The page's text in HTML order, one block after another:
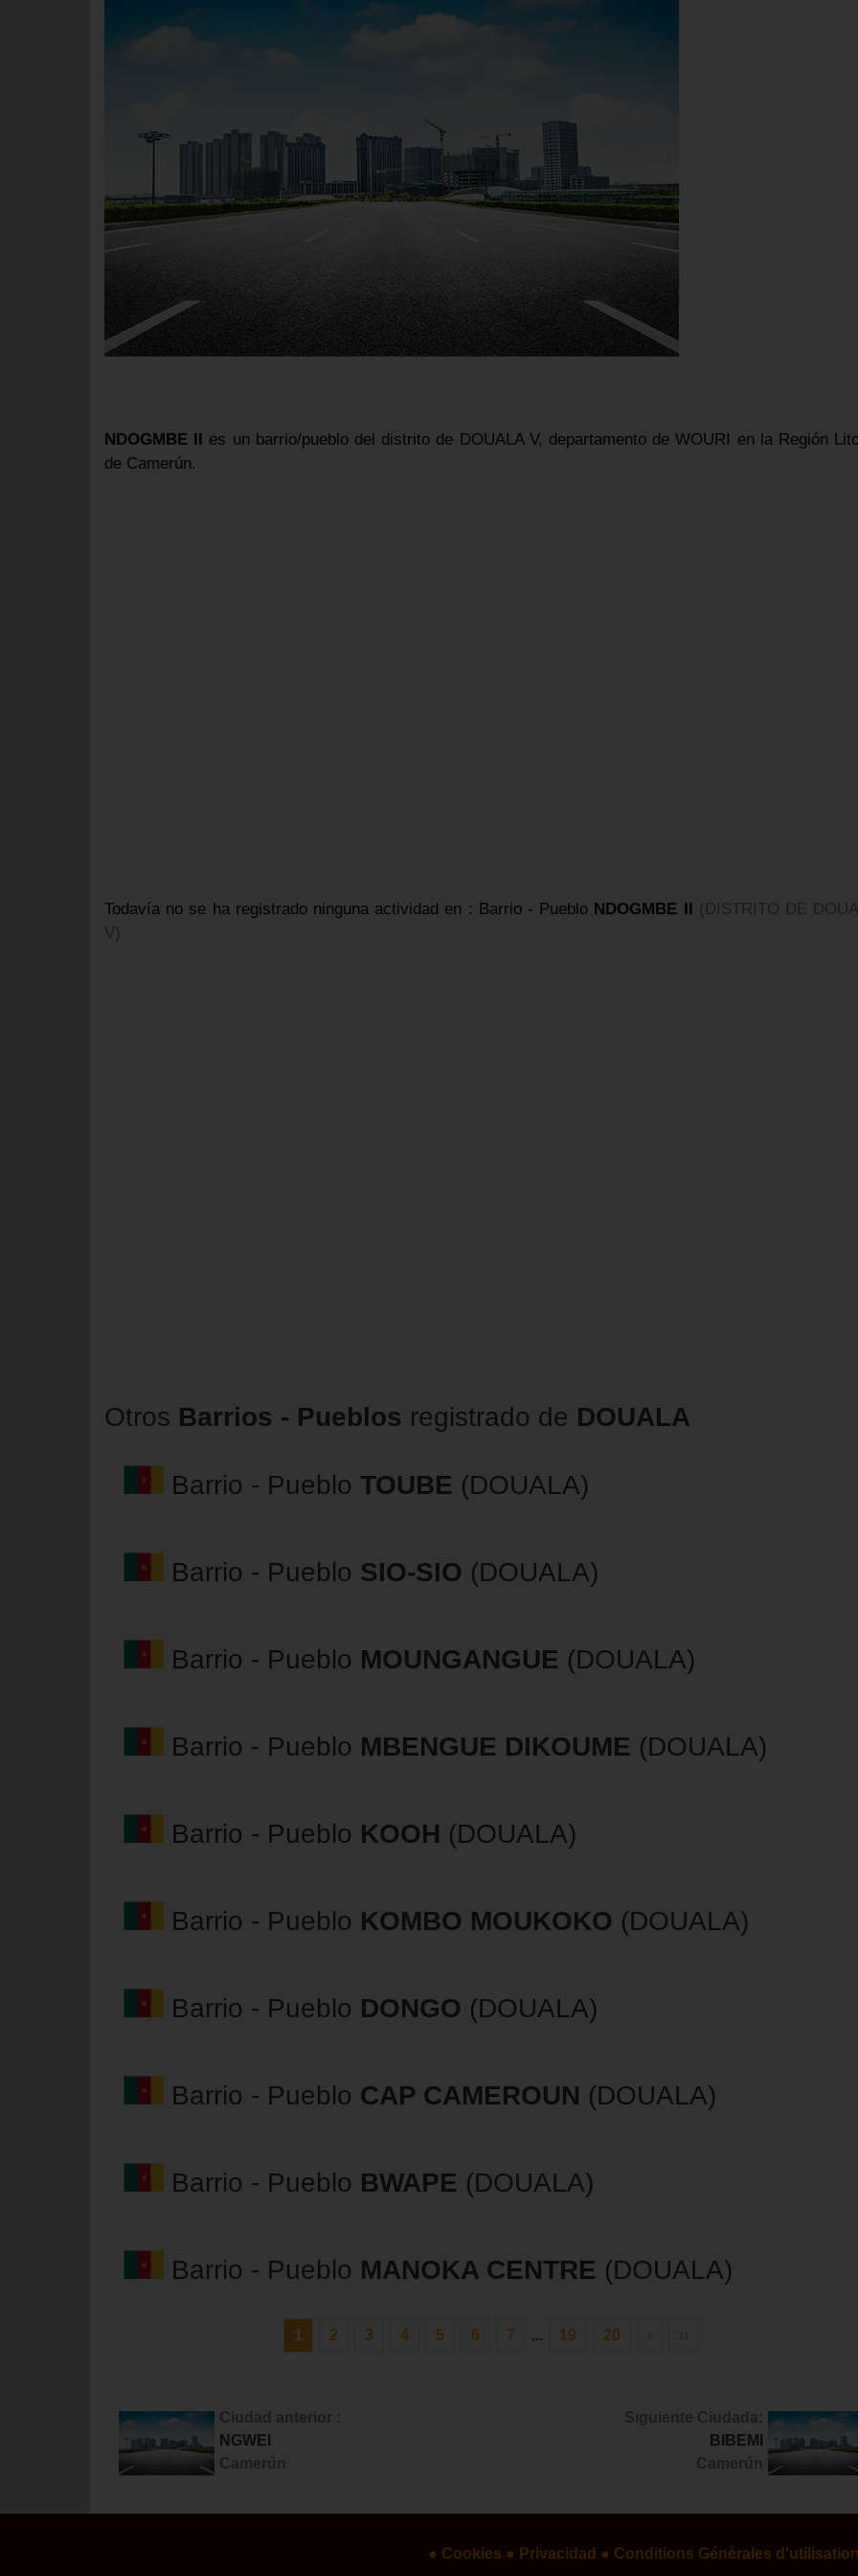
NDOGMBE II es un barrio/pueblo del distrito de DOUALA V, departamento de WOURI en la Región
de Camerún.
Todavía no se ha registrado ninguna actividad en : Barrio - Pueblo NDOGMBE II (DISTRITO DE
V)
Otros Barrios - Pueblos registrado de DOUALA
Barrio - PuebloTOUBE (DOUALA)
Barrio - Pueblo SIO-SIO (DOUALA)
Barrio - Pueblo MOUNGANGUE (DOUALA)
Barrio - Pueblo MBENGUE DIKOUME (DOUALA)
Barrio - Pueblo KOOH (DOUALA)
Barrio - Pueblo KOMBO MOUKOKO (DOUALA)
Barrio - Pueblo DONGO (DOUALA)
Barrio - Pueblo CAP CAMEROUN (DOUALA)
Barrio - Pueblo BWAPE (DOUALA)
Barrio - Pueblo MANOKA CENTRE (DOUALA)
1 2 3 4 5 6 7 ... 19 20 › ››
Ciudad anterior :
NGWEI
Camerún
Siguiente Ciudada:
BIBEMI
Camerún
● Cookies ● Privacidad ● Conditions Générales